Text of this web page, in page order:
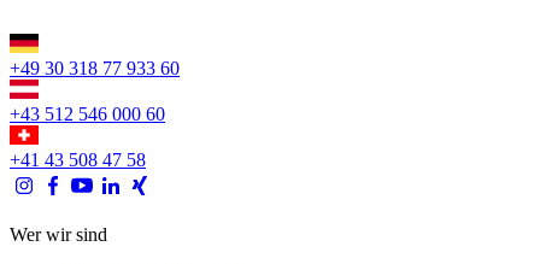
+49 30 318 77 933 60
+43 512 546 000 60
+41 43 508 47 58
Wer wir sind